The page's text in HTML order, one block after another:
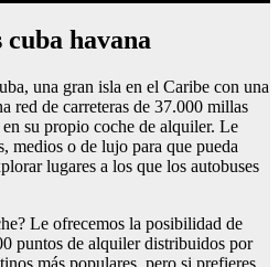
havana
una gran isla en el Caribe con una
red de carreteras de 37.000 millas
su propio coche de alquiler. Le
medios o de lujo para que pueda
lugares a los que los autobuses
Le ofrecemos la posibilidad de
puntos de alquiler distribuidos por
más populares, pero si prefieres